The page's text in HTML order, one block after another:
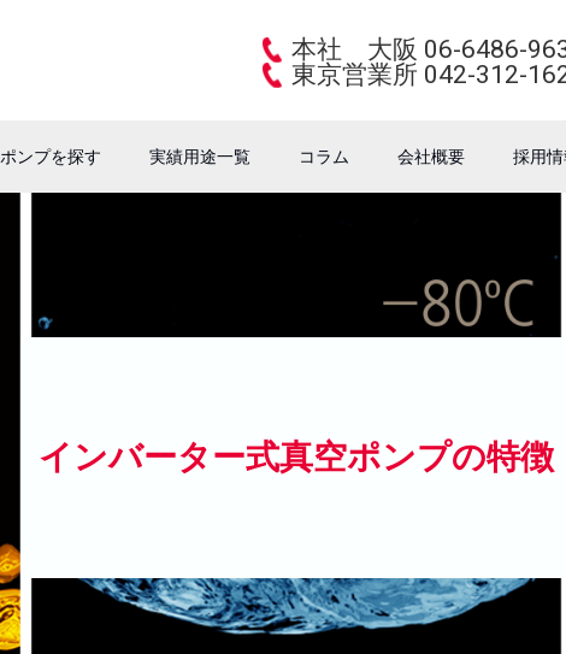
本社 大阪 06-6486-
東京営業所 042-312-
ポンプを探す 実績用途一覧 コラム 会社概要 採用
インバーター式真空ポンプの特徴